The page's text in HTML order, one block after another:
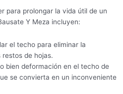
para prolongar la vida útil de un
Y Meza incluyen:
el techo para eliminar la
de hojas.
bien deformación en el techo de
se convierta en un inconveniente